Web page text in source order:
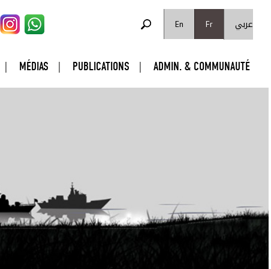
En
Fr عربي FORMULAIRE DE RECHERCHE
MÉDIAS PUBLICATIONS ADMIN. & COMMUNAUTÉ